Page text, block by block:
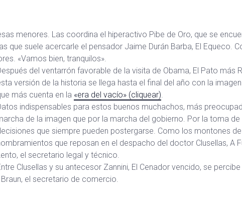
menores. Las coordina el hiperactivo Pibe de Oro, que se
que suele acercarle el pensador Jaime Durán Barba, El Equeco.
«Vamos bien, tranquilos».
del ventarrón favorable de la visita de Obama, El Pato más
versión de la historia se llega hasta el final del año con la
más cuenta en la «era del vacío» (cliquear).
indispensables para estos buenos muchachos, más
de la imagen que por la marcha del gobierno. Por la toma de
que siempre pueden postergarse. Como los montones de
que reposan en el despacho del doctor Clusellas, A
el secretario legal y técnico.
Clusellas y su antecesor Zannini, El Cenador vencido, se
el secretario de comercio.